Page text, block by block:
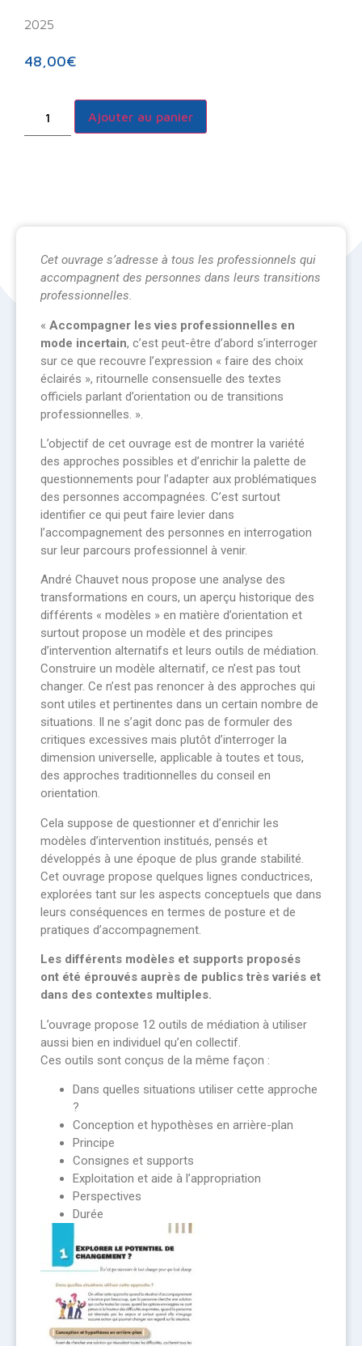
2025
48,00€
Ajouter au panier
Cet ouvrage s’adresse à tous les professionnels qui
accompagnent des personnes dans leurs transitions
professionnelles.
« Accompagner les vies professionnelles en
mode incertain, c’est peut-être d’abord s’interroger
sur ce que recouvre l’expression « faire des choix
éclairés », ritournelle consensuelle des textes
officiels parlant d’orientation ou de transitions
professionnelles. ».
L’objectif de cet ouvrage est de montrer la variété
des approches possibles et d’enrichir la palette de
questionnements pour l’adapter aux problématiques
des personnes accompagnées. C’est surtout
identifier ce qui peut faire levier dans
l’accompagnement des personnes en interrogation
sur leur parcours professionnel à venir.
André Chauvet nous propose une analyse des
transformations en cours, un aperçu historique des
différents « modèles » en matière d’orientation et
surtout propose un modèle et des principes
d’intervention alternatifs et leurs outils de médiation.
Construire un modèle alternatif, ce n’est pas tout
changer. Ce n’est pas renoncer à des approches qui
sont utiles et pertinentes dans un certain nombre de
situations. Il ne s’agit donc pas de formuler des
critiques excessives mais plutôt d’interroger la
dimension universelle, applicable à toutes et tous,
des approches traditionnelles du conseil en
orientation.
Cela suppose de questionner et d’enrichir les
modèles d’intervention institués, pensés et
développés à une époque de plus grande stabilité.
Cet ouvrage propose quelques lignes conductrices,
explorées tant sur les aspects conceptuels que dans
leurs conséquences en termes de posture et de
pratiques d’accompagnement.
Les différents modèles et supports proposés
ont été éprouvés auprès de publics très variés et
dans des contextes multiples.
L’ouvrage propose 12 outils de médiation à utiliser
aussi bien en individuel qu’en collectif.
Ces outils sont conçus de la même façon :
Dans quelles situations utiliser cette approche
?
Conception et hypothèses en arrière-plan
Principe
Consignes et supports
Exploitation et aide à l’appropriation
Perspectives
Durée